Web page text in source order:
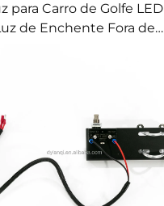
para Carro de Golfe LED
de Enchente Fora de